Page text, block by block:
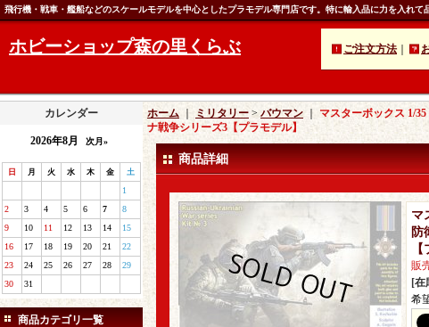
飛行機・戦車・艦船などのスケールモデルを中心としたプラモデル専門店です。特に輸入品に力を入れて
ホビーショップ森の里くらぶ ご注文方法
カレンダー
2026年8月 次月»
日 月 火 水 木 金 土
1
2
3 4 5 6 7
8
9
10 11 12 13 14
15
16
17 18 19 20 21
22
23
24 25 26 27 28
29
30
31
商品カテゴリ一覧
ホーム ミリタリー >バウマン
マスターボックス 1/
ナ戦争シリーズ3【プラモデル】
商品詳細
マ
防
販
[在
希